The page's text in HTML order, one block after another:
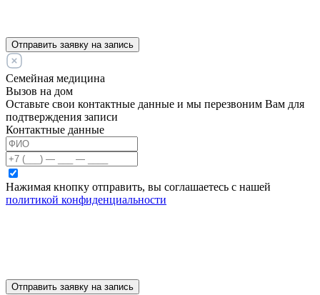
Отправить заявку на запись
Семейная медицина
Вызов на дом
Оставьте свои контактные данные и мы перезвоним Вам для
подтверждения записи
Контактные данные
Нажимая кнопку отправить, вы соглашаетесь с нашей
политикой конфиденциальности
Отправить заявку на запись